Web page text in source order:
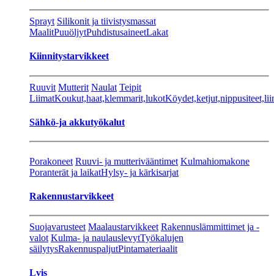
Sprayt Silikonit ja tiivistysmassat
MaalitPuuöljytPuhdistusaineetLakat
Kiinnitystarvikkeet
Ruuvit Mutterit Naulat Teipit
LiimatKoukut,haat,klemmarit,lukot
Sähkö-ja akkutyökalut
Porakoneet Ruuvi- ja mutterivääntimet Kulmahiomakone
Poranterät ja laikatHylsy- ja kärkisarjat
Rakennustarvikkeet
Suojavarusteet Maalaustarvikkeet Rakennuslämmittimet ja -
valot Kulma- ja naulauslevytTyökalujen
säilytysRakennuspaljutPintamateriaalit
Lvis